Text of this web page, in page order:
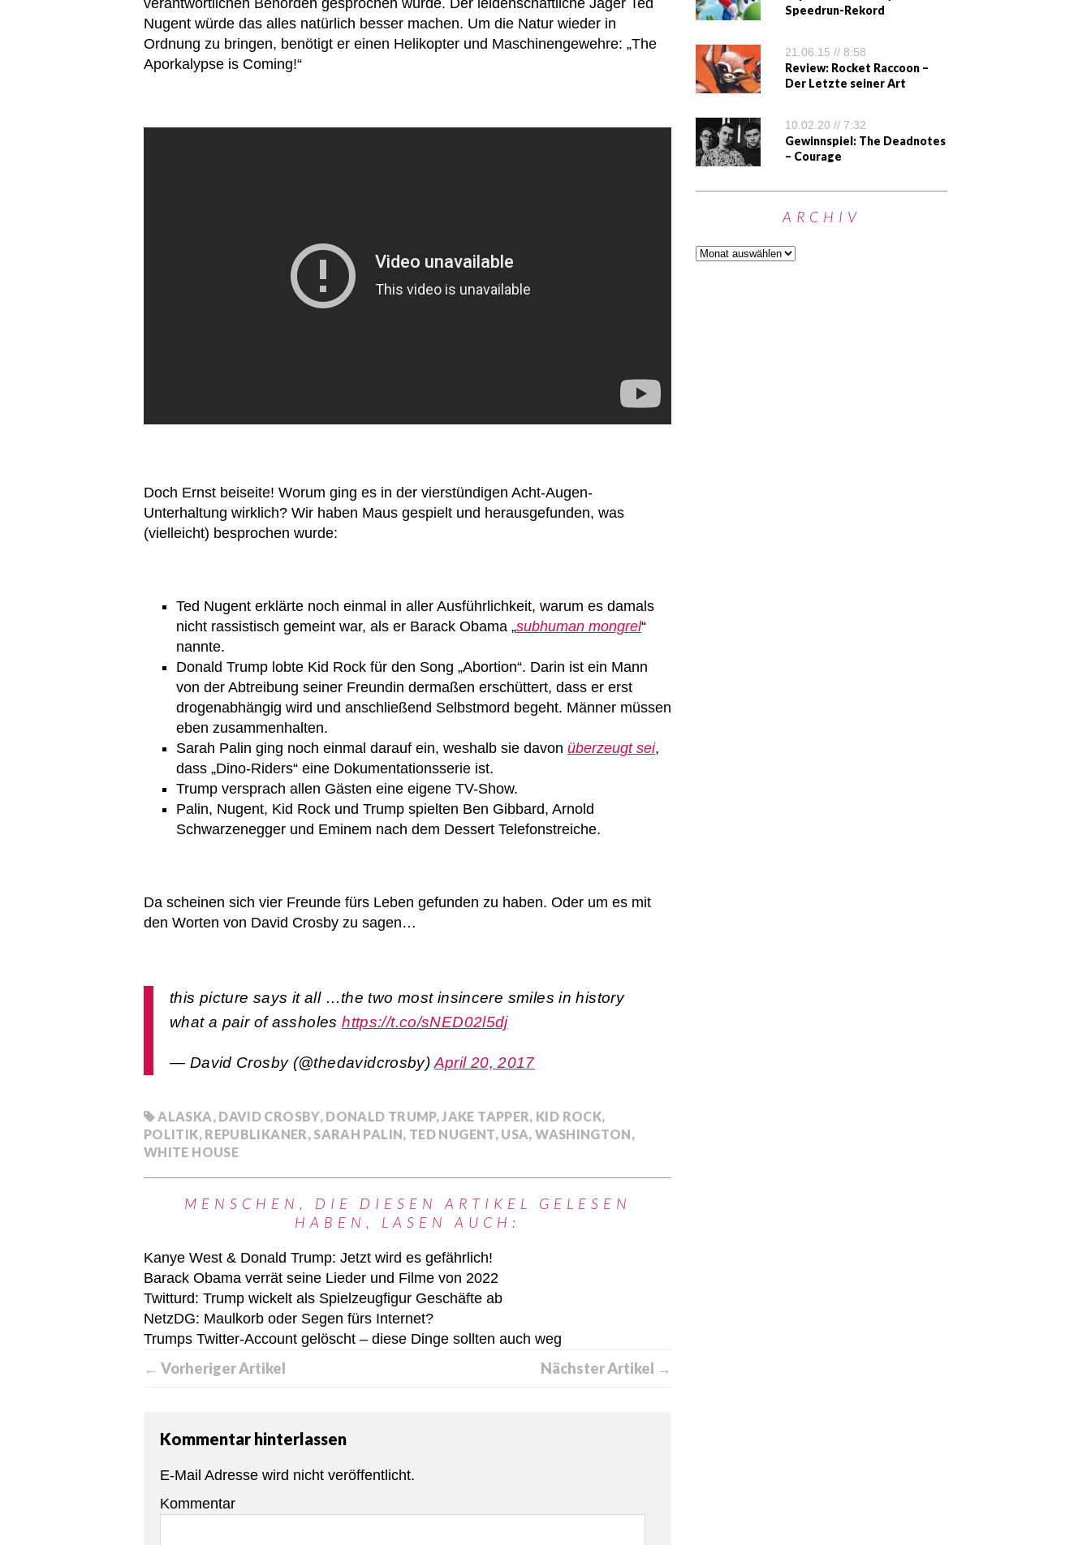
verantwortlichen Behörden gesprochen wurde. Der leidenschaftliche Jäger Ted
Nugent würde das alles natürlich besser machen. Um die Natur wieder in
Ordnung zu bringen, benötigt er einen Helikopter und Maschinengewehre: „The
Aporkalypse is Coming!“
Doch Ernst beiseite! Worum ging es in der vierstündigen Acht-Augen-
Unterhaltung wirklich? Wir haben Maus gespielt und herausgefunden, was
(vielleicht) besprochen wurde:
Ted Nugent erklärte noch einmal in aller Ausführlichkeit, warum es damals
nicht rassistisch gemeint war, als er Barack Obama „subhuman mongrel“
nannte.
Donald Trump lobte Kid Rock für den Song „Abortion“. Darin ist ein Mann
von der Abtreibung seiner Freundin dermaßen erschüttert, dass er erst
drogenabhängig wird und anschließend Selbstmord begeht. Männer müssen
eben zusammenhalten.
Sarah Palin ging noch einmal darauf ein, weshalb sie davon überzeugt sei,
dass „Dino-Riders“ eine Dokumentationsserie ist.
Trump versprach allen Gästen eine eigene TV-Show.
Palin, Nugent, Kid Rock und Trump spielten Ben Gibbard, Arnold
Schwarzenegger und Eminem nach dem Dessert Telefonstreiche.
Da scheinen sich vier Freunde fürs Leben gefunden zu haben. Oder um es mit
den Worten von David Crosby zu sagen…
this picture says it all …the two most insincere smiles in history
what a pair of assholeshttps://t.co/sNED02l5dj
— David Crosby (@thedavidcrosby) April 20, 2017
ALASKA, DAVID CROSBY, DONALD TRUMP,JAKE TAPPER, KID ROCK,
POLITIK, REPUBLIKANER, SARAH PALIN, TED NUGENT, USA,WASHINGTON,
WHITE HOUSE
MENSCHEN, DIE DIESEN ARTIKEL GELESEN
HABEN, LASEN AUCH:
Kanye West & Donald Trump: Jetzt wird es gefährlich!
Barack Obama verrät seine Lieder und Filme von 2022
Twitturd: Trump wickelt als Spielzeugfigur Geschäfte ab
NetzDG: Maulkorb oder Segen fürs Internet?
Trumps Twitter-Account gelöscht – diese Dinge sollten auch weg
← Vorheriger Artikel Nächster Artikel →
Kommentar hinterlassen
E-Mail Adresse wird nicht veröffentlicht.
Kommentar
Speedrun-Rekord
21.06.15 // 8:58
Review: Rocket Raccoon –
Der Letzte seiner Art
10.02.20 // 7:32
Gewinnspiel: The Deadnotes
– Courage
ARCHIV